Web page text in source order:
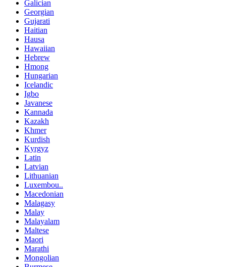
Galician
Georgian
Gujarati
Haitian
Hausa
Hawaiian
Hebrew
Hmong
Hungarian
Icelandic
Igbo
Javanese
Kannada
Kazakh
Khmer
Kurdish
Kyrgyz
Latin
Latvian
Lithuanian
Luxembou..
Macedonian
Malagasy
Malay
Malayalam
Maltese
Maori
Marathi
Mongolian